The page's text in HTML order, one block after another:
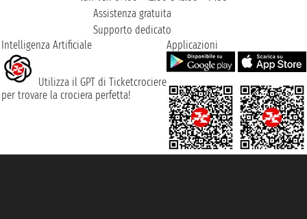
Assistenza gratuita
Supporto dedicato
Intelligenza Artificiale
Utilizza il GPT di Ticketcrociere
per trovare la crociera perfetta!
Applicazioni